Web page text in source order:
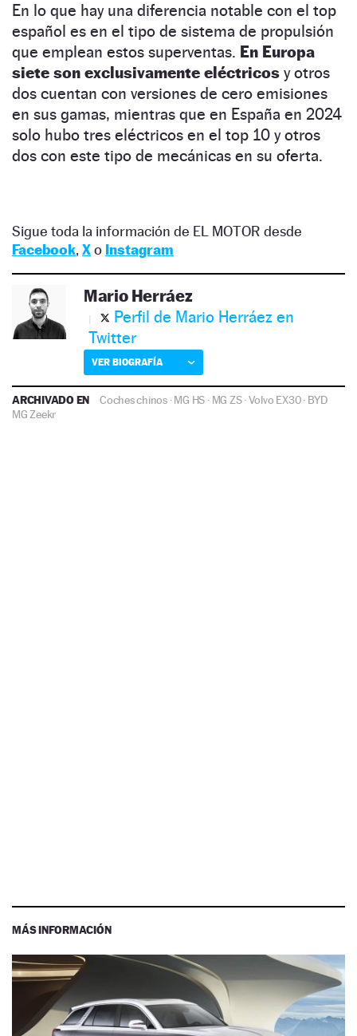
En lo que hay una diferencia notable con el top
español es en el tipo de sistema de propulsión
que emplean estos superventas. En Europa
siete son exclusivamente eléctricos y otros
dos cuentan con versiones de cero emisiones
en sus gamas, mientras que en España en 2024
solo hubo tres eléctricos en el top 10 y otros
dos con este tipo de mecánicas en su oferta.
Sigue toda la información de EL MOTOR desde
Facebook, Xo Instagram
Mario Herráez
Perfil de Mario Herráez en
Twitter
VER BIOGRAFÍA
ARCHIVADO EN Coches chinos ·MG HS · MG ZS·Volvo EX30· BYD
MG Zeekr
MÁS INFORMACIÓN